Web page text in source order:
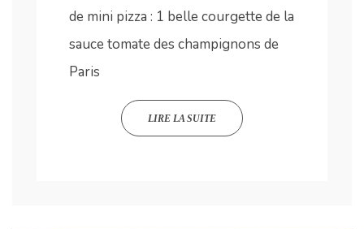
de mini pizza : 1 belle courgette de la
sauce tomate des champignons de
Paris
LIRE LA SUITE